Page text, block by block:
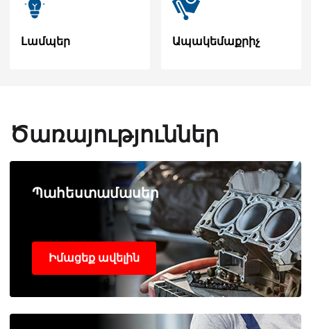
Լամպեր Ապակեմաքրիչ
Ծառայություններ
Պահեստամասեր
Իմացեք ավելին